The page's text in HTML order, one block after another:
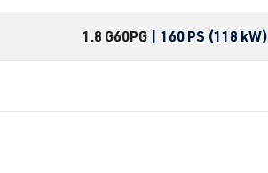
1.8 G60PG | 160 PS (118 kW)